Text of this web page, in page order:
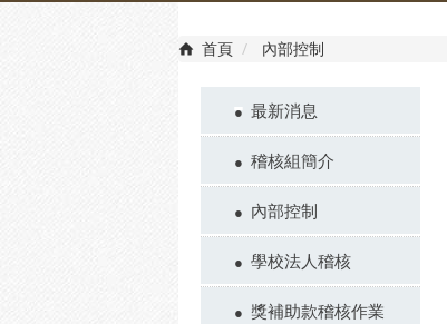
首頁 內部控制
最新消息
稽核組簡介
內部控制
學校法人稽核
獎補助款稽核作業